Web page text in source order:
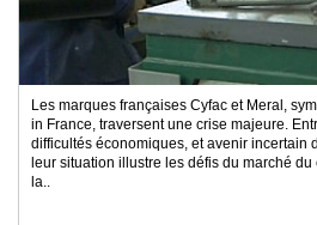
Les marques françaises Cyfac et Meral,
in France, traversent une crise majeure.
difficultés économiques, et avenir incertain
leur situation illustre les défis du marché
la..